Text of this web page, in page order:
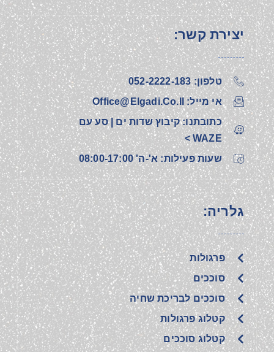
יצירת קשר:
טלפון: 052-2222-183‎
אי מייל: Office@elgadi.co.il
כתובתנו: קיבוץ שדות ים | סע עם
WAZE >
שעות פעילות: א'-ה' 08:00-17:00
גלריה:
פרגולות
סוככים
סוככים לבריכת שחיה
קטלוג פרגולות
קטלוג סוככים